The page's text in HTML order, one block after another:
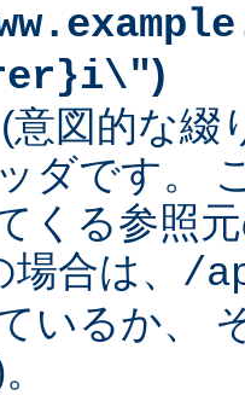
)
意図的な綴
ダです。
くる参照
合は、 /
いるか、